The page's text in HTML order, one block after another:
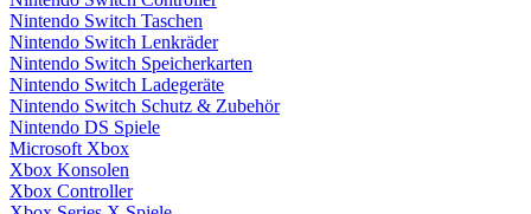
Nintendo Switch Taschen
Nintendo Switch Lenkräder
Nintendo Switch Speicherkarten
Nintendo Switch Ladegeräte
Nintendo Switch Schutz & Zubehör
Nintendo DS Spiele
Microsoft Xbox
Xbox Konsolen
Xbox Controller